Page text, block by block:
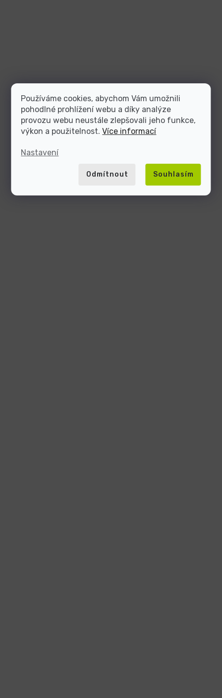
Používáme cookies, abychom Vám umožnili
pohodlné prohlížení webu a díky analýze
provozu webu neustále zlepšovali jeho funkce,
výkon a použitelnost.Více informací
Nastavení
Odmítnout Souhlasím